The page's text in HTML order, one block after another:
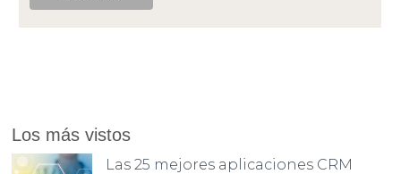
Los más vistos
Las 25 mejores aplicaciones CRM